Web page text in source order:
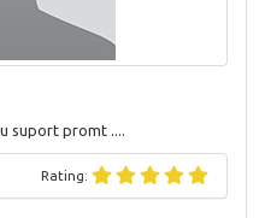
suport promt ....
Rating: